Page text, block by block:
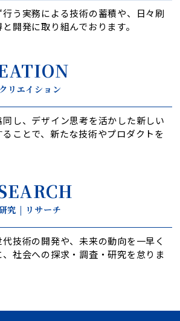
う実務による技術の蓄積や、日々刷
開発に取り組んでおります。
リエイション
し、デザイン思考を活かした新しい
ことで、新たな技術やプロダクトを
究 | リサーチ
技術の開発や、未来の動向を一早く
社会への探求・調査・研究を怠りま